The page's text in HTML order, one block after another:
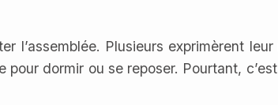
l’assemblée. Plusieurs exprimèrent
pour dormir ou se reposer. Pourtant,